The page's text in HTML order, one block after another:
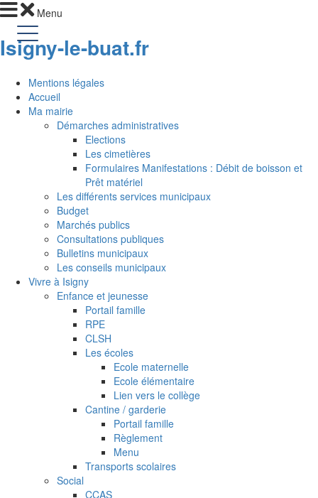
Menu
Isigny-le-buat.fr
Mentions légales
Accueil
Ma mairie
Démarches administratives
Elections
Les cimetières
Formulaires Manifestations : Débit de boisson et
Prêt matériel
Les différents services municipaux
Budget
Marchés publics
Consultations publiques
Bulletins municipaux
Les conseils municipaux
Vivre à Isigny
Enfance et jeunesse
Portail famille
RPE
CLSH
Les écoles
Ecole maternelle
Ecole élémentaire
Lien vers le collège
Cantine / garderie
Portail famille
Règlement
Menu
Transports scolaires
Social
CCAS